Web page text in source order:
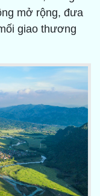
mở rộng, đưa
giao thương